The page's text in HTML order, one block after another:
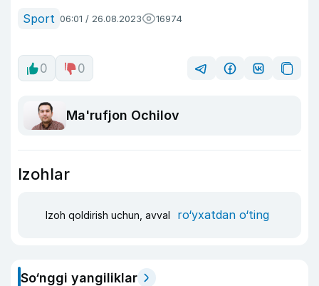
Sport 06:01 / 26.08.2023 16974
0 0
Ma'rufjon Ochilov
Izohlar
Izoh qoldirish uchun, avval ro‘yxatdan o‘ting
So‘nggi yangiliklar